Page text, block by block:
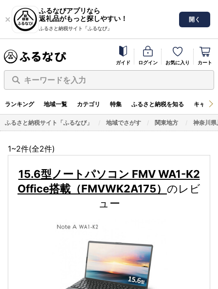
ふるなびアプリなら
返礼品がもっと探しやすい！
ふるさと納税サイト「ふるなび」
開く
ガイド ログイン お気に入り カート
キーワードを入力
ランキング 地域一覧 カテゴリ 特集 ふるさと納税を知る キャン
ふるさと納税サイト「ふるなび」 地域でさがす 関東地方 神奈川県
1~2件(全2件)
15.6型ノートパソコン FMV WA1-K2
Office搭載（FMVWK2A175） のレビ
ュー